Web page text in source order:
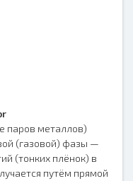
паров металлов)
(газовой) фазы —
(тонких плёнок) в
путём прямой